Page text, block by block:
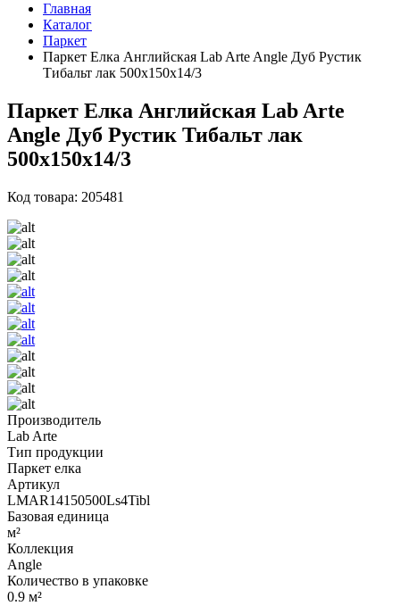
Главная
Каталог
Паркет
Паркет Елка Английская Lab Arte Angle Дуб Рустик
Тибальт лак 500х150х14/3
Паркет Елка Английская Lab Arte
Angle Дуб Рустик Тибальт лак
500х150х14/3
Код товара: 205481
Производитель
Lab Arte
Тип продукции
Паркет елка
Артикул
LMAR14150500Ls4Tibl
Базовая единица
м²
Коллекция
Angle
Количество в упаковке
0.9 м²